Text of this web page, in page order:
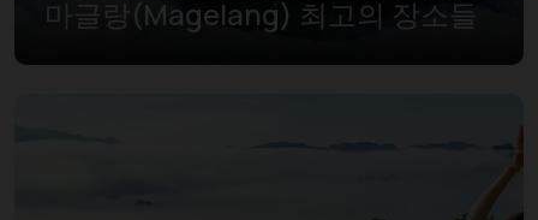
마글랑(Magelang) 최고의 장소들